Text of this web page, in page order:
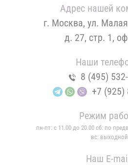
Адрес нашей
г. Москва, ул.
д. 27, стр. 1,
Наши
8 (495)
+7 (925)
Режим
пн-пт: с 11.00 до 20.00 сб: по
вс: выходной
Наш E-